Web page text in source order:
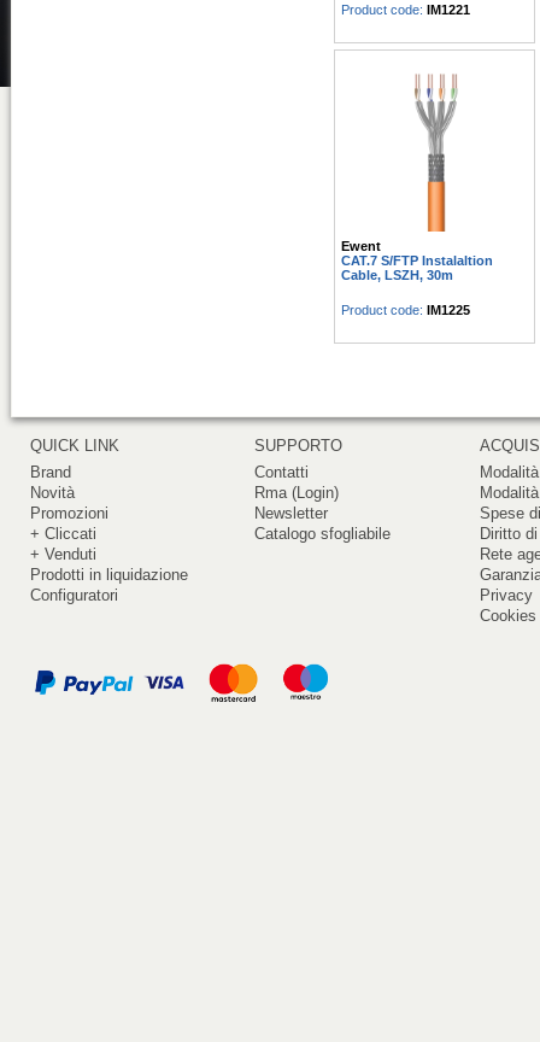
Product code: IM1221
Ewent
CAT.7 S/FTP Instalaltion
Cable, LSZH, 30m
Product code: IM1225
QUICK LINK
Brand
Novità
Promozioni
+ Cliccati
+ Venduti
Prodotti in liquidazione
Configuratori
SUPPORTO
Contatti
Rma (Login)
Newsletter
Catalogo sfogliabile
Spese
Diritto
Rete
Privacy